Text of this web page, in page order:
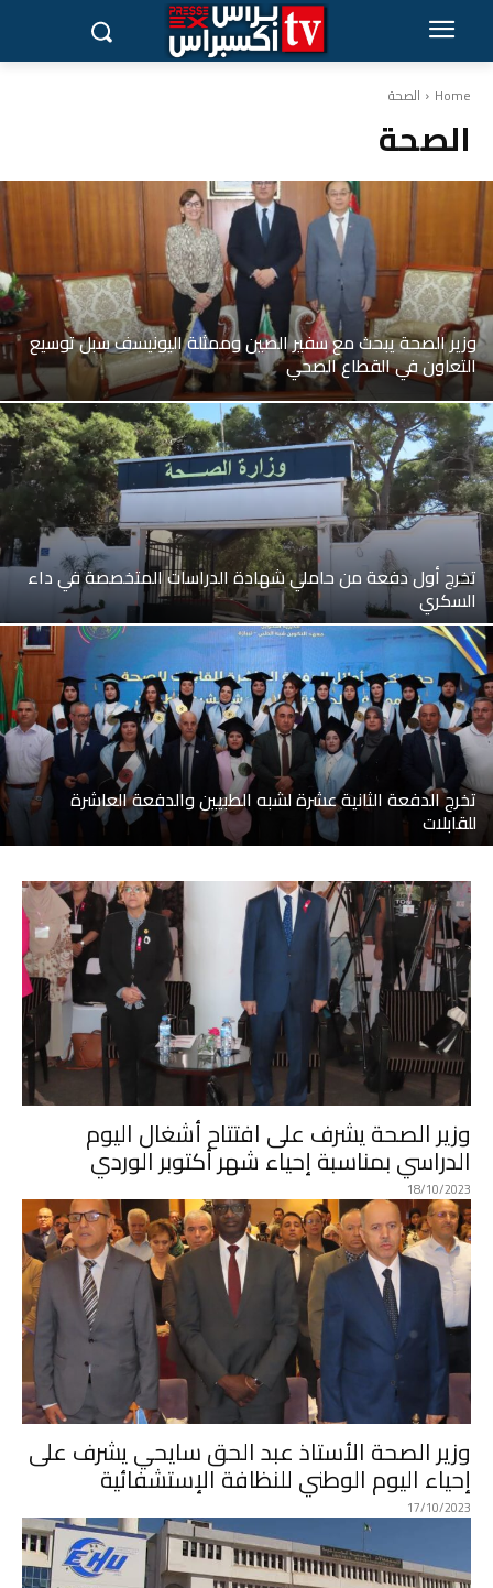
Home الصحة
الصحة
وزير الصحة يبحث مع سفير الصين وممثلة اليونيسف سبل توسيع
التعاون في القطاع الصحي
تخرج أول دفعة من حاملي شهادة الدراسات المتخصصة في داء
السكري
تخرج الدفعة الثانية عشرة لشبه الطبيين والدفعة العاشرة
للقابلات
وزير الصحة يشرف على افتتاح أشغال اليوم
الدراسي بمناسبة إحياء شهر أكتوبر الوردي
18/10/2023
وزير الصحة الأستاذ عبد الحق سايحي يشرف على
إحياء اليوم الوطني للنظافة الإستشفائية
17/10/2023